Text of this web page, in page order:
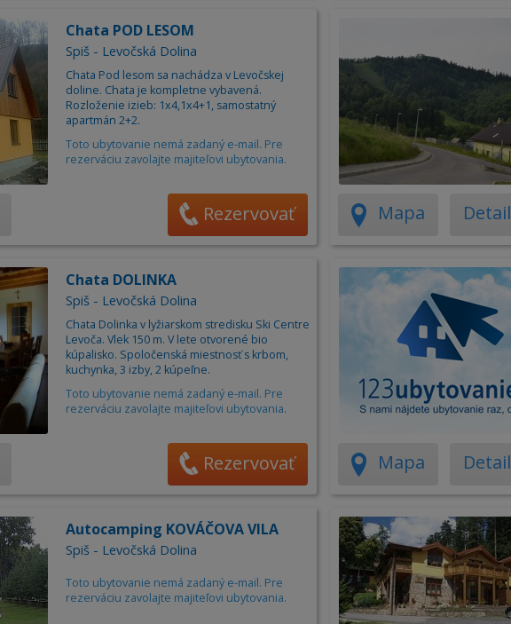
Chata POD LESOM
Spiš - Levočská Dolina
Chata Pod lesom sa nachádza v Levočskej
doline. Chata je kompletne vybavená.
Rozloženie izieb: 1x4,1x4+1, samostatný
apartmán 2+2.
Toto ubytovanie nemá zadaný e-mail. Pre
rezerváciu zavolajte majiteľovi ubytovania.
Rezervovať Mapa Detail
Chata DOLINKA
Spiš - Levočská Dolina
Chata Dolinka v lyžiarskom stredisku Ski Centre
Levoča. Vlek 150 m. V lete otvorené bio
kúpalisko. Spoločenská miestnosť s krbom,
kuchynka, 3 izby, 2 kúpeľne.
Toto ubytovanie nemá zadaný e-mail. Pre
rezerváciu zavolajte majiteľovi ubytovania.
Rezervovať Mapa Detail
Autocamping KOVÁČOVA VILA
Spiš - Levočská Dolina
Toto ubytovanie nemá zadaný e-mail. Pre
rezerváciu zavolajte majiteľovi ubytovania.